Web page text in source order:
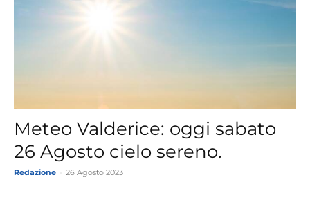
Meteo Valderice: oggi sabato
26 Agosto cielo sereno.
Redazione 26 Agosto 2023